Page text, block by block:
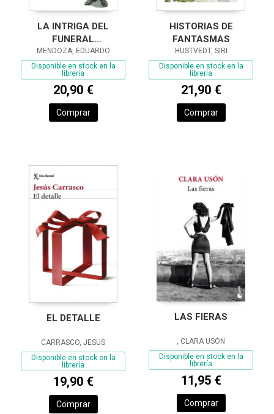
LA INTRIGA DEL
FUNERAL
INCONVENIENTE
MENDOZA, EDUARDO
Disponible en stock en la
librería
20,90 €
Comprar
HISTORIAS DE
FANTASMAS
HUSTVEDT, SIRI
Disponible en stock en la
librería
21,90 €
Comprar
EL DETALLE
CARRASCO, JESUS
Disponible en stock en la
librería
19,90 €
Comprar
LAS FIERAS
, CLARA USÓN
Disponible en stock en la
librería
11,95 €
Comprar